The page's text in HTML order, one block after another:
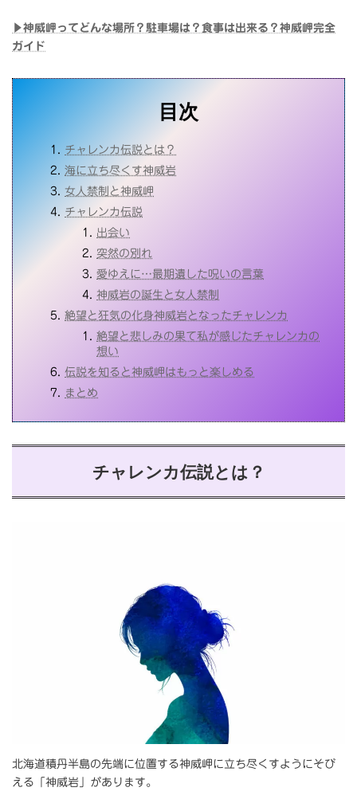
▶神威岬ってどんな場所？駐車場は？食事は出来る？神威岬完全
ガイド
目次
チャレンカ伝説とは？
海に立ち尽くす神威岩
女人禁制と神威岬
チャレンカ伝説
出会い
突然の別れ
愛ゆえに…最期遺した呪いの言葉
神威岩の誕生と女人禁制
絶望と狂気の化身神威岩となったチャレンカ
絶望と悲しみの果て私が感じたチャレンカの
想い
伝説を知ると神威岬はもっと楽しめる
まとめ
チャレンカ伝説とは？
北海道積丹半島の先端に位置する神威岬に立ち尽くすようにそび
える「神威岩」があります。